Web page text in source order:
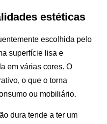
estéticas
escolhida pelo
superfície lisa e
em várias cores. O
o que o torna
ou mobiliário.
dura tende a ter um